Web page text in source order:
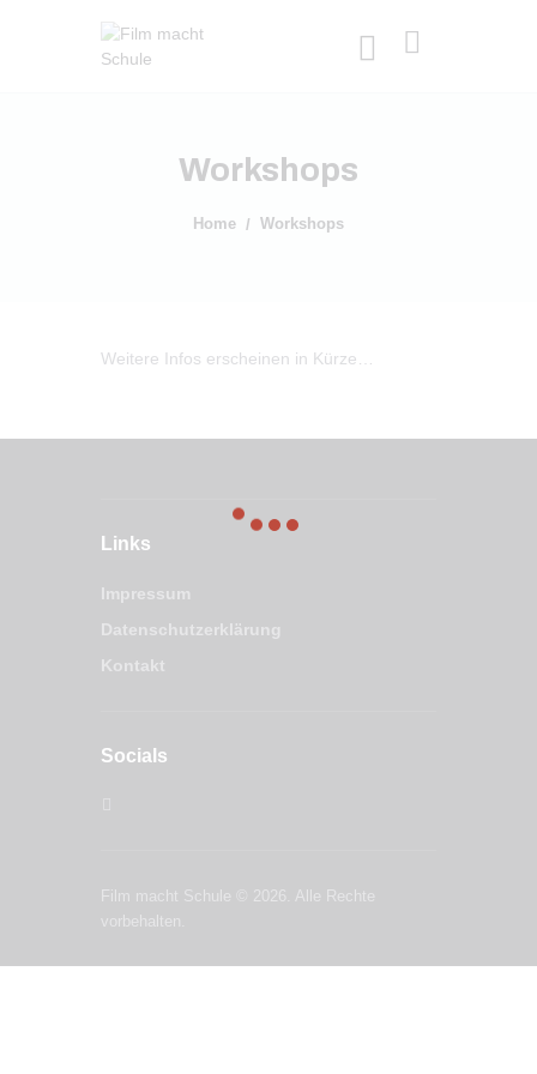
Workshops
Home Workshops
Weitere Infos erscheinen in Kürze…
Links
Impressum
Datenschutzerklärung
Kontakt
Socials
Film macht Schule © 2026. Alle Rechte
vorbehalten.